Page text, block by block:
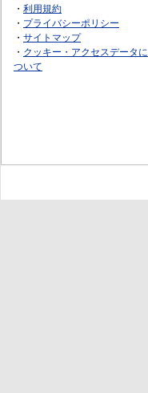
・ 利用規約
・ プライバシーポリシー
・ サイトマップ
・ クッキー・アクセスデータに
ついて